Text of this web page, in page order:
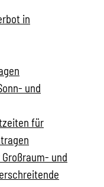
in
und
für
und